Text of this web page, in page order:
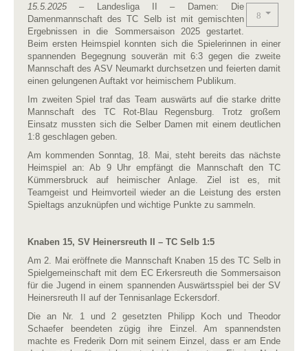
15.5.2025 – Landesliga II – Damen: Die
Damenmannschaft des TC Selb ist mit gemischten
Ergebnissen in die Sommersaison 2025 gestartet.
Beim ersten Heimspiel konnten sich die Spielerinnen in einer
spannenden Begegnung souverän mit 6:3 gegen die zweite
Mannschaft des ASV Neumarkt durchsetzen und feierten damit
einen gelungenen Auftakt vor heimischem Publikum.
Im zweiten Spiel traf das Team auswärts auf die starke dritte
Mannschaft des TC Rot-Blau Regensburg. Trotz großem
Einsatz mussten sich die Selber Damen mit einem deutlichen
1:8 geschlagen geben.
Am kommenden Sonntag, 18. Mai, steht bereits das nächste
Heimspiel an: Ab 9 Uhr empfängt die Mannschaft den TC
Kümmersbruck auf heimischer Anlage. Ziel ist es, mit
Teamgeist und Heimvorteil wieder an die Leistung des ersten
Spieltags anzuknüpfen und wichtige Punkte zu sammeln.
Knaben 15, SV Heinersreuth II – TC Selb 1:5
Am 2. Mai eröffnete die Mannschaft Knaben 15 des TC Selb in
Spielgemeinschaft mit dem EC Erkersreuth die Sommersaison
für die Jugend in einem spannenden Auswärtsspiel bei der SV
Heinersreuth II auf der Tennisanlage Eckersdorf.
Die an Nr. 1 und 2 gesetzten Philipp Koch und Theodor
Schaefer beendeten zügig ihre Einzel. Am spannendsten
machte es Frederik Dorn mit seinem Einzel, dass er am Ende